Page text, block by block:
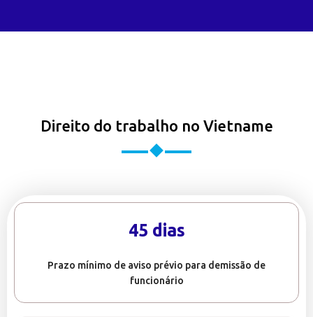
Direito do trabalho no Vietname
45 dias
Prazo mínimo de aviso prévio para demissão de
funcionário